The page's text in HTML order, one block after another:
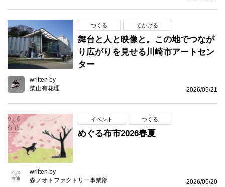
つくる でかける
舞台と人と映像と。この地でつなが
り広がりを見せる川崎市アートセン
ター
written by
柴山有花理
2026/05/21
イベント つくる
めぐる布市2026春夏
written by
森ノオトファクトリー事業部
2026/05/20